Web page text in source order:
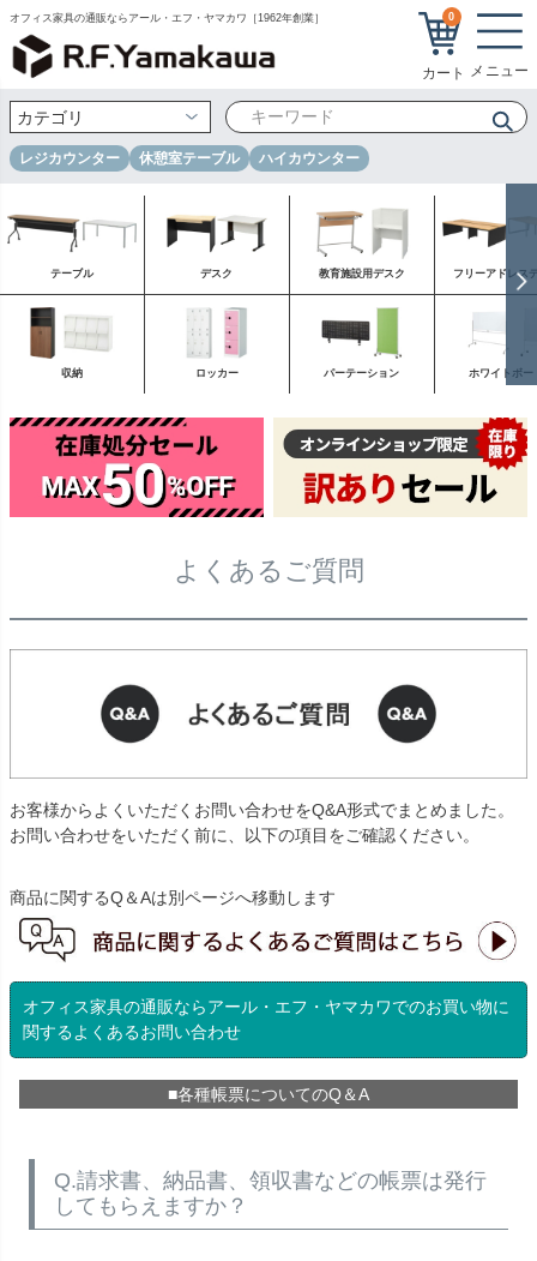
オフィス家具の通販ならアール・エフ・ヤマカワ［1962年創業］ 0
レジカウンター 休憩室テーブル ハイカウンター
テーブル デスク 教育施設用デスク フリーアドレス
収納 ロッカー パーテーション ホワイトボー
よくあるご質問
お客様からよくいただくお問い合わせをQ&A形式でまとめました。
お問い合わせをいただく前に、以下の項目をご確認ください。
商品に関するQ＆Aは別ページへ移動します
オフィス家具の通販ならアール・エフ・ヤマカワでのお買い物に
関するよくあるお問い合わせ
■各種帳票についてのQ＆A
Q.請求書、納品書、領収書などの帳票は発行
してもらえますか？